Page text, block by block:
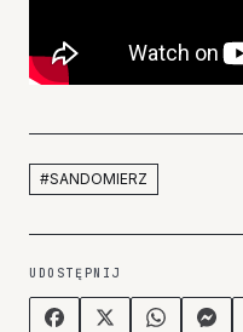
#SANDOMIERZ
UDOSTĘPNIJ